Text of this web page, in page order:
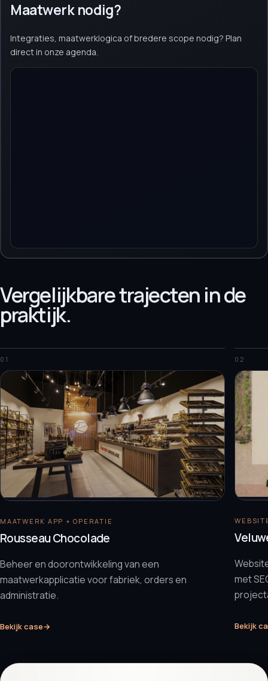
Maatwerk nodig?
Integraties, maatwerklogica of bredere scope nodig? Plan
direct in onze agenda.
Vergelijkbare trajecten in de
praktijk.
01
MAATWERK APP + OPERATIE
Rousseau Chocolade
Beheer en doorontwikkeling van een
maatwerkapplicatie voor fabriek, orders en
administratie.
Bekijk case→
02
met
Bekijk